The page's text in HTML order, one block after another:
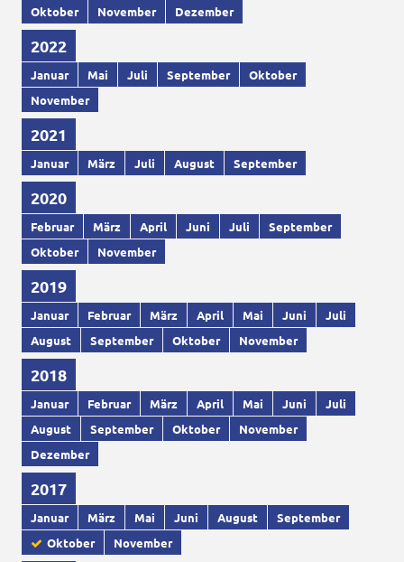
Oktober
November Dezember
2022
Januar Mai Juli September
Oktober
November
2021
Januar März Juli August September
2020
Februar März April Juni Juli
September
Oktober
November
2019
Januar Februar März April Mai Juni
Juli
August
September Oktober November
2018
Januar Februar März April Mai Juni
Juli
August
September Oktober
November
Dezember
2017
Januar März Mai Juni August
September
Oktober
November